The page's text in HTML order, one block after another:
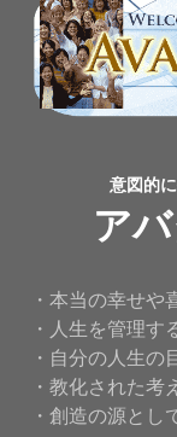
意図的
ア
・本当の幸せや
・人生を管理す
・自分の人生の
・教化された考
・創造の源とし